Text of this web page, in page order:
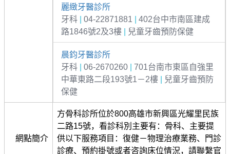
麗緻牙醫診所
牙科
04-22871881
402台中市南區建成
路1846號2及3樓
兒童牙齒預防保健
晨鈞牙醫診所
牙科
06-2670260
701台南市東區自強里
中華東路二段193號1－2樓
兒童牙齒預防
保健
網點簡介
方骨科診所位於800高雄市新興區光耀里民族
二路15號，看診科別主要有：骨科、主要提
供以下服務項目：復健－物理治療業務、門診
診療、預約掛號或者咨詢床位情況，請聯繫官